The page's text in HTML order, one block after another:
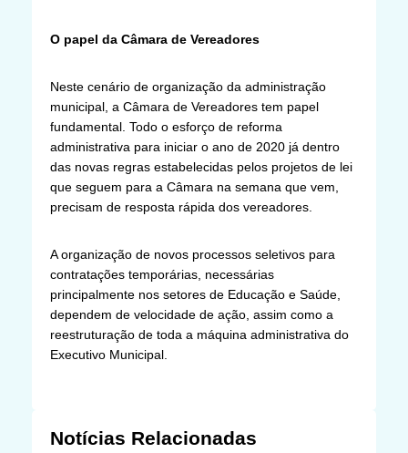
O papel da Câmara de Vereadores
Neste cenário de organização da administração
municipal, a Câmara de Vereadores tem papel
fundamental. Todo o esforço de reforma
administrativa para iniciar o ano de 2020 já dentro
das novas regras estabelecidas pelos projetos de lei
que seguem para a Câmara na semana que vem,
precisam de resposta rápida dos vereadores.
A organização de novos processos seletivos para
contratações temporárias, necessárias
principalmente nos setores de Educação e Saúde,
dependem de velocidade de ação, assim como a
reestruturação de toda a máquina administrativa do
Executivo Municipal.
Notícias Relacionadas